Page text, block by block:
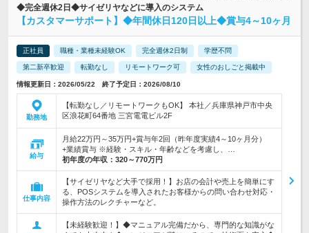
◆完全週休2日◆サイゼリヤなどに導入のシステム
【カスタマーサポート】◆年間休日120日以上◆賞与4～10ヶ月
正社員 職種・業種未経験OK 完全週休2日制 学歴不問
第二新卒歓迎 転勤なし リモートワーク可 女性のおしごと掲載中
情報更新日：2026/05/22 終了予定日：2026/08/10
勤務地
【転勤なし／リモートワークもOK】 本社／兵庫県神戸市中央
区浪花町64番地 三宮電電ビル2F
給与
月給22万円～35万円+賞与年2回（昨年度実績4～10ヶ月分）
+業績賞与 ※経験・スキル・年齢などを考慮し、…
初年度の年収： 320～770万円
仕事内容
【サイゼリヤなど大手で採用！】お店の会計や売上を簡単にす
る、POSシステムを導入されたお客様からの問い合わせ対応・
操作方法のレクチャーなど。
【未経験歓迎！】◆マニュアル完備だから、専門的な知識がな